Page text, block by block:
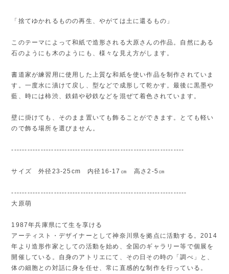
「捨てゆかれるものの再生、やがては土に還るもの」
このテーマによって和紙で造形される大原さんの作品。自然にある
石のようにも木のようにも、様々な見え方がします。
書道家が練習用に使用した上質な和紙を使い作品を制作されていま
す。一度水に漬けて戻し、型などで成形して乾かす。最後に黒墨や
藍、時には柿渋、鉄錆や砂鉄などを混ぜて着色されています。
壁に掛けても、そのまま置いても飾ることができます。とても軽い
ので飾る場所を選びません。
-----------------------------------------------------------------
サイズ 外径23-25cm 内径16-17㎝ 高さ2-5㎝
------------------------------------------------------------------
大原萌
1987年兵庫県にて生を享ける
アーティスト・デザイナーとして神奈川県を拠点に活動する。2014
年より造形作家としての活動を始め、全国のギャラリー等で個展を
開催している。自身のアトリエにて、その日その時の「調べ」と、
体の細胞との対話に身を任せ、常に直感的な制作を行っている。